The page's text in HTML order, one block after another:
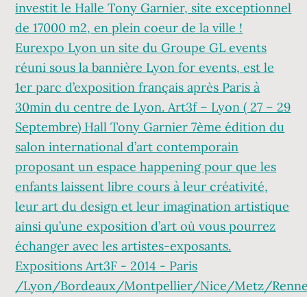
investit le Halle Tony Garnier, site exceptionnel
de 17000 m2, en plein coeur de la ville !
Eurexpo Lyon un site du Groupe GL events
réuni sous la bannière Lyon for events, est le
1er parc d’exposition français après Paris à
30min du centre de Lyon. Art3f – Lyon ( 27 – 29
Septembre) Hall Tony Garnier 7ème édition du
salon international d’art contemporain
proposant un espace happening pour que les
enfants laissent libre cours à leur créativité,
leur art du design et leur imagination artistique
ainsi qu’une exposition d’art où vous pourrez
échanger avec les artistes-exposants.
Expositions Art3F - 2014 - Paris
/Lyon/Bordeaux/Montpellier/Nice/Metz/